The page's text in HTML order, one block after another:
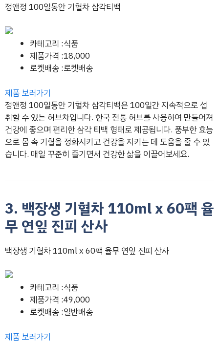
정앤정 100일동안 기혈차 삼각티백
카테고리 :식품
제품가격 :18,000
로켓배송 :로켓배송
제품 보러가기
정앤정 100일동안 기혈차 삼각티백은 100일간 지속적으로 섭
취할 수 있는 허브차입니다. 한국 전통 허브를 사용하여 만들어져
건강에 좋으며 편리한 삼각 티백 형태로 제공됩니다. 풍부한 효능
으로 몸 속 기혈을 정화시키고 건강을 지키는 데 도움을 줄 수 있
습니다. 매일 꾸준히 즐기면서 건강한 삶을 이끌어보세요.
3. 백장생 기혈차 110ml x 60팩 율
무 연잎 진피 산사
백장생 기혈차 110ml x 60팩 율무 연잎 진피 산사
카테고리 :식품
제품가격 :49,000
로켓배송 :일반배송
제품 보러가기